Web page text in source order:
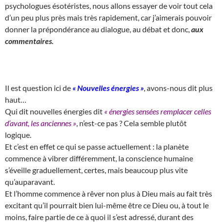
psychologues ésotéristes, nous allons essayer de voir tout cela
d’un peu plus près mais très rapidement, car j’aimerais pouvoir
donner la prépondérance au dialogue, au débat et donc, aux
commentaires.
Il est question ici de « Nouvelles énergies » , avons-nous dit plus
haut…
Qui dit nouvelles énergies dit « énergies sensées remplacer celles
d’avant, les anciennes » , n’est-ce pas ? Cela semble plutôt
logique.
Et c’est en effet ce qui se passe actuellement : la planète
commence à vibrer différemment, la conscience humaine
s’éveille graduellement, certes, mais beaucoup plus vite
qu’auparavant.
Et l’homme commence à rêver non plus à Dieu mais au fait très
excitant qu’il pourrait bien lui-même être ce Dieu ou, à tout le
moins, faire partie de ce à quoi il s’est adressé, durant des